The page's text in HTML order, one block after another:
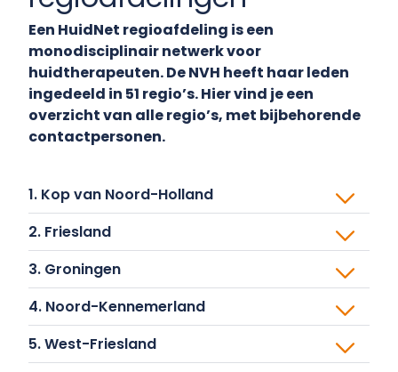
monodisciplinair netwerk voor
huidtherapeuten. De NVH heeft haar leden
ingedeeld in 51 regio’s. Hier vind je een
overzicht van alle regio’s, met bijbehorende
contactpersonen.
2. Friesland
3. Groningen
4. Noord-Kennemerland
5. West-Friesland
6. Flevoland